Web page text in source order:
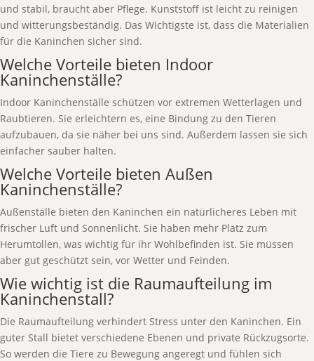
und stabil, braucht aber Pflege. Kunststoff ist leicht zu reinigen
und witterungsbeständig. Das Wichtigste ist, dass die Materialien
für die Kaninchen sicher sind.
Welche Vorteile bieten Indoor
Kaninchenställe?
Indoor Kaninchenställe schützen vor extremen Wetterlagen und
Raubtieren. Sie erleichtern es, eine Bindung zu den Tieren
aufzubauen, da sie näher bei uns sind. Außerdem lassen sie sich
einfacher sauber halten.
Welche Vorteile bieten Außen
Kaninchenställe?
Außenställe bieten den Kaninchen ein natürlicheres Leben mit
frischer Luft und Sonnenlicht. Sie haben mehr Platz zum
Herumtollen, was wichtig für ihr Wohlbefinden ist. Sie müssen
aber gut geschützt sein, vor Wetter und Feinden.
Wie wichtig ist die Raumaufteilung im
Kaninchenstall?
Die Raumaufteilung verhindert Stress unter den Kaninchen. Ein
guter Stall bietet verschiedene Ebenen und private Rückzugsorte.
So werden die Tiere zu Bewegung angeregt und fühlen sich